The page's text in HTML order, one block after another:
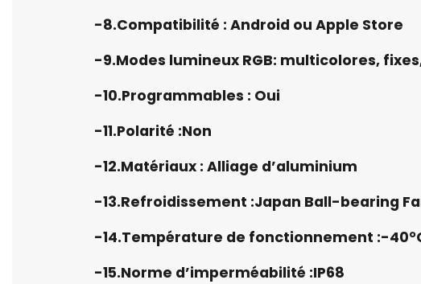
-8.Compatibilité : Android ou Apple Store
-9.Modes lumineux RGB: multicolores,
-10.Programmables : Oui
-11.Polarité :Non
-12.Matériaux : Alliage d’aluminium
-13.Refroidissement :Japan Ball-bearing
-14.Température de fonctionnement :-
-15.Norme d’imperméabilité :IP68